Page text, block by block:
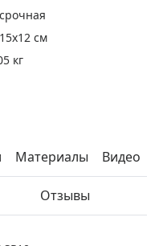
см
кг
Материалы Видео
Отзывы